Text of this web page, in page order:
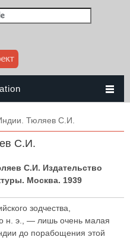
Тюляев С.И.
С.И.
С.И. Издательство
Москва. 1939
зодчества,
н. э., — лишь очень малая
до порабощения этой